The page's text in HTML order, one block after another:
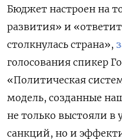
Бюджет настроен на
развития» и
столкнулась страна»,
голосования спикер
«Политическая
модель, созданные
не только выстояли в
санкций, но и